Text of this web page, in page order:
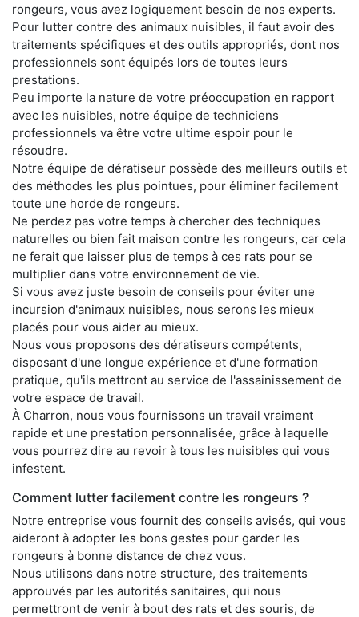
rongeurs, vous avez logiquement besoin de nos experts.
Pour lutter contre des animaux nuisibles, il faut avoir des
traitements spécifiques et des outils appropriés, dont nos
professionnels sont équipés lors de toutes leurs
prestations.
Peu importe la nature de votre préoccupation en rapport
avec les nuisibles, notre équipe de techniciens
professionnels va être votre ultime espoir pour le
résoudre.
Notre équipe de dératiseur possède des meilleurs outils et
des méthodes les plus pointues, pour éliminer facilement
toute une horde de rongeurs.
Ne perdez pas votre temps à chercher des techniques
naturelles ou bien fait maison contre les rongeurs, car cela
ne ferait que laisser plus de temps à ces rats pour se
multiplier dans votre environnement de vie.
Si vous avez juste besoin de conseils pour éviter une
incursion d'animaux nuisibles, nous serons les mieux
placés pour vous aider au mieux.
Nous vous proposons des dératiseurs compétents,
disposant d'une longue expérience et d'une formation
pratique, qu'ils mettront au service de l'assainissement de
votre espace de travail.
À Charron, nous vous fournissons un travail vraiment
rapide et une prestation personnalisée, grâce à laquelle
vous pourrez dire au revoir à tous les nuisibles qui vous
infestent.
Comment lutter facilement contre les rongeurs ?
Notre entreprise vous fournit des conseils avisés, qui vous
aideront à adopter les bons gestes pour garder les
rongeurs à bonne distance de chez vous.
Nous utilisons dans notre structure, des traitements
approuvés par les autorités sanitaires, qui nous
permettront de venir à bout des rats et des souris, de